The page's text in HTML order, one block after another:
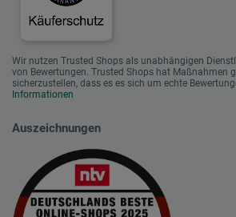
Wir nutzen Trusted Shops als unabhängigen
von Bewertungen. Trusted Shops hat Maßnahmen
sicherzustellen, dass es es sich um echte
Informationen
Auszeichnungen